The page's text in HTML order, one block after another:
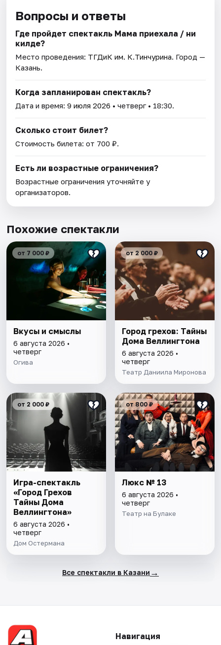
Вопросы и ответы
Где пройдет спектакль Мама приехала / Әни
килде?
Место проведения: ТГДиК им. К.Тинчурина. Город —
Казань.
Когда запланирован спектакль?
Дата и время:9 июля 2026 • четверг • 18:30.
Сколько стоит билет?
Стоимость билета: от 700 ₽.
Есть ли возрастные ограничения?
Возрастные ограничения уточняйте у
организаторов.
Похожие спектакли
от 7 000 ₽
Вкусы и смыслы
6 августа 2026 •
четверг
Огива
от 2 000 ₽
Город грехов: Тайны
Дома Веллингтона
6 августа 2026 •
четверг
Театр Даниила Миронова
от 2 000 ₽
Игра-спектакль
«Город Грехов
Тайны Дома
Веллингтона»
6 августа 2026 •
четверг
Дом Остермана
от 800 ₽
Люкс № 13
6 августа 2026 •
четверг
Театр на Булаке
Все спектакли в Казани →
Навигация